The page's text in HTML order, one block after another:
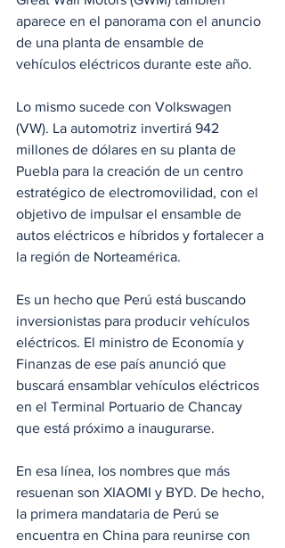
aparece en el panorama con el anuncio
de una planta de ensamble de
vehículos eléctricos durante este año.
Lo mismo sucede con Volkswagen
(VW). La automotriz invertirá 942
millones de dólares en su planta de
Puebla para la creación de un centro
estratégico de electromovilidad, con el
objetivo de impulsar el ensamble de
autos eléctricos e híbridos y fortalecer a
la región de Norteamérica.
Es un hecho que Perú está buscando
inversionistas para producir vehículos
eléctricos. El ministro de Economía y
Finanzas de ese país anunció que
buscará ensamblar vehículos eléctricos
en el Terminal Portuario de Chancay
que está próximo a inaugurarse.
En esa línea, los nombres que más
resuenan son XIAOMI y BYD. De hecho,
la primera mandataria de Perú se
encuentra en China para reunirse con